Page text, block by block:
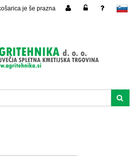
slovensko
je še prazna